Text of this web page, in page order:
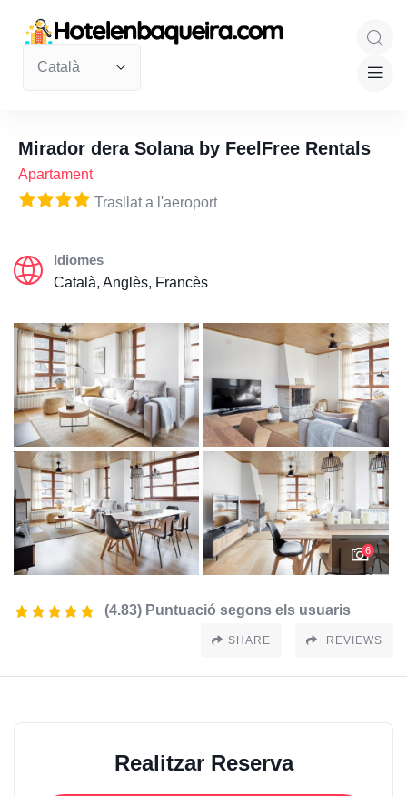
Mirador dera Solana by FeelFree Rentals
Apartament
Trasllat a l'aeroport
Idiomes
Català, Anglès, Francès
6
(4.83) Puntuació segons els usuaris
SHARE REVIEWS
Realitzar Reserva